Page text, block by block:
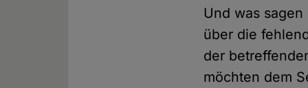
Und was
über die
der
möchten dem